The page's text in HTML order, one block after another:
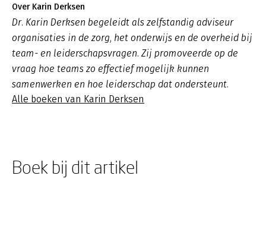
Over Karin Derksen
Dr. Karin Derksen begeleidt als zelfstandig adviseur
organisaties in de zorg, het onderwijs en de overheid bij
team- en leiderschapsvragen. Zij promoveerde op de
vraag hoe teams zo effectief mogelijk kunnen
samenwerken en hoe leiderschap dat ondersteunt.
Alle boeken van Karin Derksen
Boek bij dit artikel